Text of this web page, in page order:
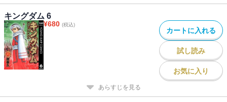
キングダム 6
¥680 (税込)
カートに入れる
試し読み
お気に入り
あらすじを見る